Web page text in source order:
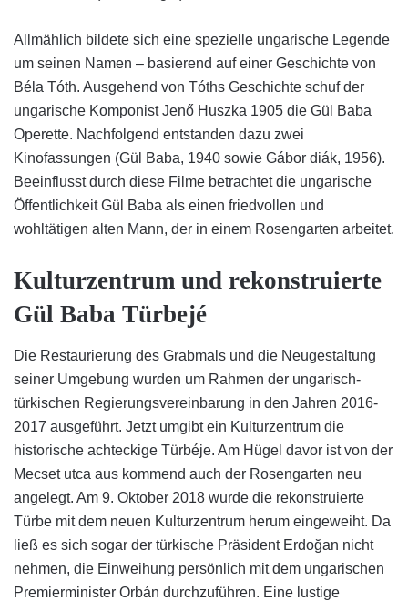
Allmählich bildete sich eine spezielle ungarische Legende
um seinen Namen – basierend auf einer Geschichte von
Béla Tóth. Ausgehend von Tóths Geschichte schuf der
ungarische Komponist Jenő Huszka 1905 die Gül Baba
Operette. Nachfolgend entstanden dazu zwei
Kinofassungen (Gül Baba, 1940 sowie Gábor diák, 1956).
Beeinflusst durch diese Filme betrachtet die ungarische
Öffentlichkeit Gül Baba als einen friedvollen und
wohltätigen alten Mann, der in einem Rosengarten arbeitet.
Kulturzentrum und rekonstruierte
Gül Baba Türbejé
Die Restaurierung des Grabmals und die Neugestaltung
seiner Umgebung wurden um Rahmen der ungarisch-
türkischen Regierungsvereinbarung in den Jahren 2016-
2017 ausgeführt. Jetzt umgibt ein Kulturzentrum die
historische achteckige Türbéje. Am Hügel davor ist von der
Mecset utca aus kommend auch der Rosengarten neu
angelegt. Am 9. Oktober 2018 wurde die rekonstruierte
Türbe mit dem neuen Kulturzentrum herum eingeweiht. Da
ließ es sich sogar der türkische Präsident Erdoğan nicht
nehmen, die Einweihung persönlich mit dem ungarischen
Premierminister Orbán durchzuführen. Eine lustige